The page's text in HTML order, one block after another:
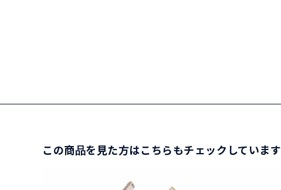
この商品を見た方はこちらもチェックしています